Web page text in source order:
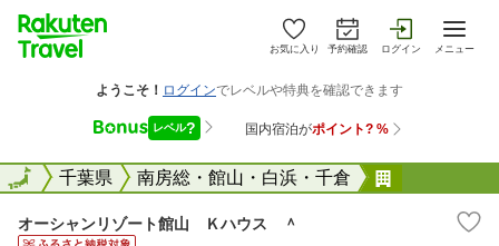
お気に入り 予約確認 ログイン メニュー
全国千葉県 南房総・館山・白浜・千倉
全国
オーシャンリゾート館山 Ｋハウス ＾